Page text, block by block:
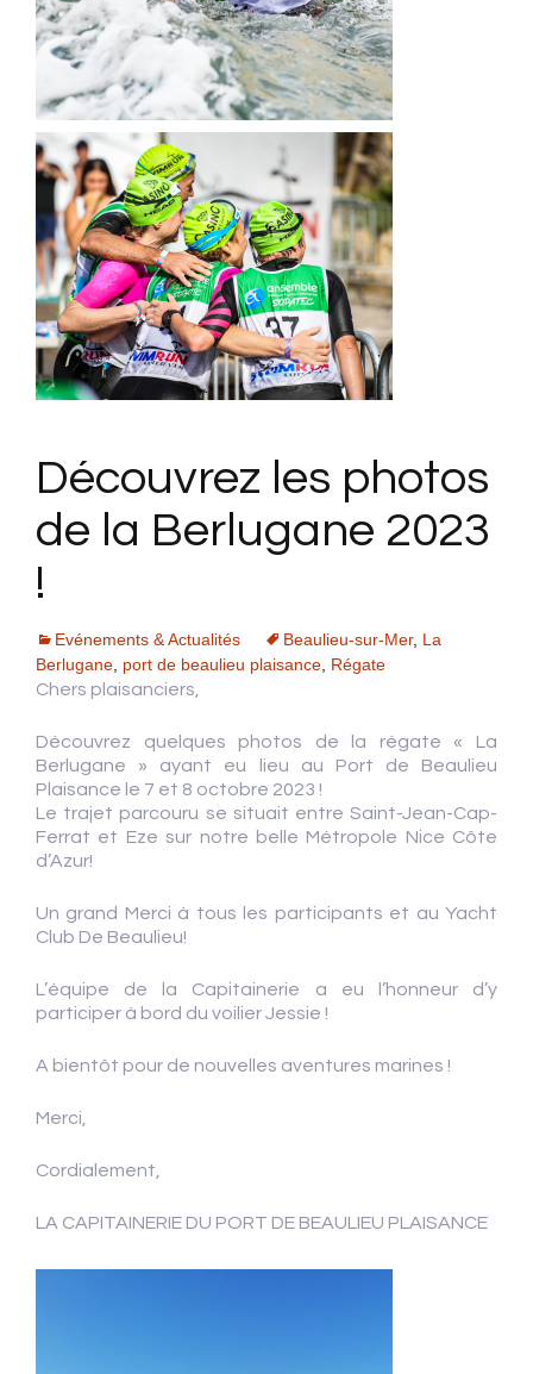
Découvrez les photos
de la Berlugane 2023
!
Evénements & Actualités Beaulieu-sur-Mer, La
Berlugane port de beaulieu plaisance Régate
Chers plaisanciers,
Découvrez quelques photos de la régate « La
Berlugane » ayant eu lieu au Port de Beaulieu
Plaisance le 7 et 8 octobre 2023 !
Le trajet parcouru se situait entre Saint-Jean-Cap-
Ferrat et Eze sur notre belle Métropole Nice Côte
d’Azur!
Un grand Merci à tous les participants et au Yacht
Club De Beaulieu!
L’équipe de la Capitainerie a eu l’honneur d’y
participer à bord du voilier Jessie !
A bientôt pour de nouvelles aventures marines !
Merci,
Cordialement,
LA CAPITAINERIE DU PORT DE BEAULIEU PLAISANCE